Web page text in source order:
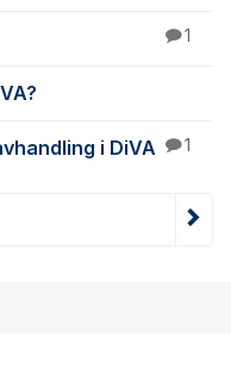
1
i DiVA 1